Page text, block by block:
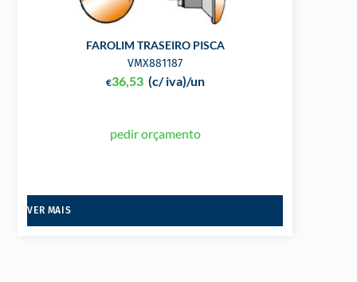
FAROLIM TRASEIRO PISCA
VMX881187
€36,53 (c/ iva)/un
pedir orçamento
VER MAIS